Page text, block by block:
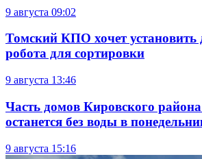
9 августа 09:02
Томский КПО хочет установить
робота для сортировки
9 августа 13:46
Часть домов Кировского
останется без воды в
9 августа 15:16